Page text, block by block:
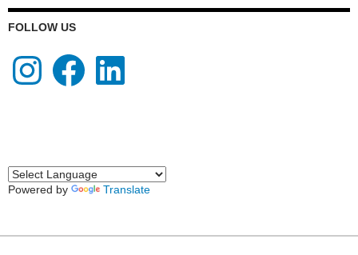
FOLLOW US
InstagramFacebookLinkedIn
Powered by Translate